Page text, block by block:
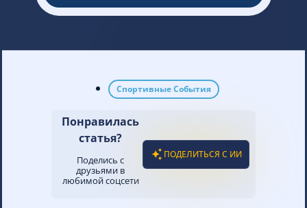
Спортивные События
Понравилась
статья?
Поделись с
друзьями в
любимой соцсети
ПОДЕЛИТЬСЯ С ИИ